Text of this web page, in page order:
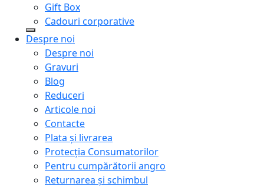
Gift Box
Cadouri corporative
Despre noi
Despre noi
Gravuri
Blog
Reduceri
Articole noi
Contacte
Plata și livrarea
Protecţia Consumatorilor
Pentru cumpărătorii angro
Returnarea și schimbul